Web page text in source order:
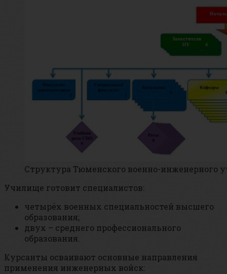
Структура Тюменского военно-инженерного
Училище готовит специалистов:
четырёх военных специальностей высшего
образования;
двух – среднего профессионального
образования.
Курсанты осваивают основные направления
применения инженерных войск: